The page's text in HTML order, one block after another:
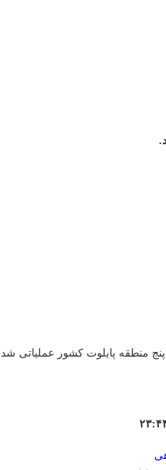
پنج منطقه پایلوت کشور عملیاتی شد